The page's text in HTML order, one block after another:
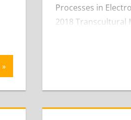
Processes in
2018 Transcultural